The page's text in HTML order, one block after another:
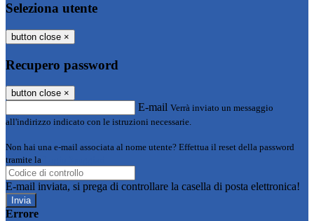
Seleziona utente
button close ×
Recupero password
button close ×
E-mail Verrà inviato un messaggio
all'indirizzo indicato con le istruzioni necessarie.
Non hai una e-mail associata al nome utente? Effettua il reset della password
tramite la
E-mail inviata, si prega di controllare la casella di posta elettronica!
Errore